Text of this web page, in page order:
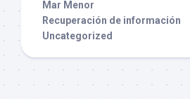
Mar Menor
Recuperación de información
Uncategorized